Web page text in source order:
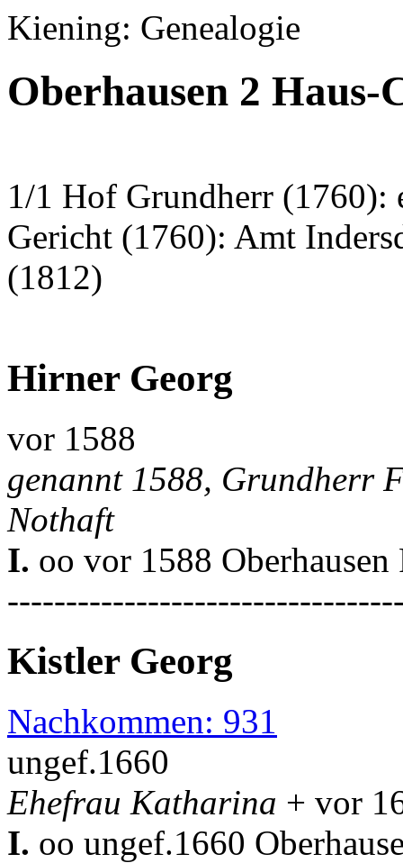
Kiening: Genealogie
Oberhausen 2
1/1 Hof Grundherr (1760):
Gericht (1760): Amt
(1812)
Hirner Georg
vor 1588
genannt 1588, Grundherr
Nothaft
I. oo vor 1588
Kistler Georg
Nachkommen: 931
ungef.1660
Ehefrau Katharina + vor
I. oo ungef.1660